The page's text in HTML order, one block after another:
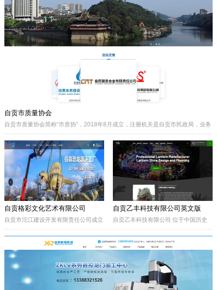
例展示、在线询盘功能，搭配全套基础
SEO优化。
密封件的生产制造；因公司业务发展需
要，成立的四川科朗环保设备有限公司
主要经营泵阀及其配件、硬质合金制品
类产品、耐磨材料类配件，承接用户非
标件设计和定制。
自贡市质量协会
自贡市质量协会简称“市质协”，2018年8月成立，注册机关是自贡市民政局，业务
协会之一，历届会长由主管经济工作的副市长担任，是自贡市市场监督管理局领
导下的全市性质量组织，是我市传播国内外先进质量管理方法、助推质量事业发
展的中坚力量。是联系广大企业和质量工作者的纽带。
自贡乙丰科技有限公司英文版
自贡乙丰科技有限公司 位于中国历史
城”、“千年盐都”美誉的四川省自贡市。
公司自成立以来秉承质量第一、诚信为
本、开拓创兴的经营理念为宗旨，取得
了国内外客户的高度认可。公司拥有优
秀的策划设计团队、实战经验丰富的施
自贡格彩文化艺术有限公司
自贡市沱江建设开发有限责任公司成立
于自贡市高新区金泽华府旁，注册资本
10000万元，由自贡市城市建设投资开
发集团有限公司、自贡市鸿宇实业有限
公司、自贡市大安区汇安国有资本投资
运营集团有限公司、自贡市宇盛投资有